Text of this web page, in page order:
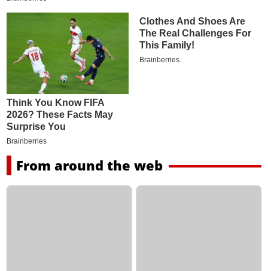
From around the web